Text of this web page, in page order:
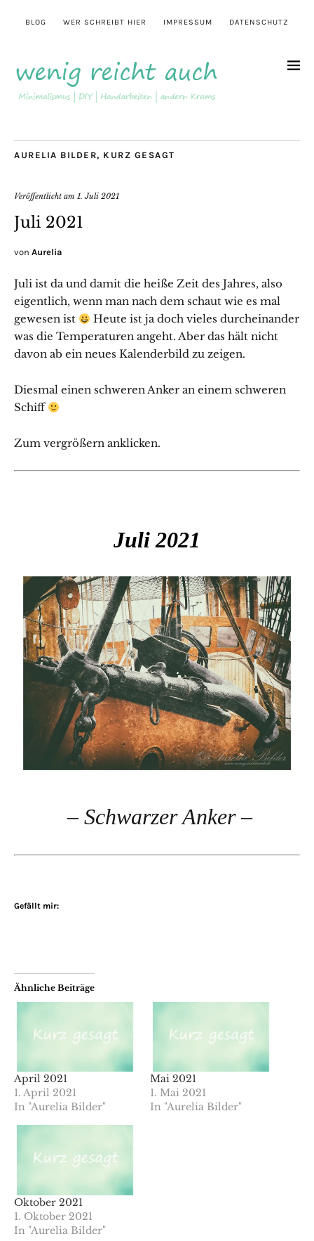
BLOG WER SCHREIBT HIER IMPRESSUM DATENSCHUTZ
AURELIA BILDER, KURZ GESAGT
Veröffentlicht am 1. Juli 2021
Juli 2021
von Aurelia
Juli ist da und damit die heiße Zeit des Jahres, also
eigentlich, wenn man nach dem schaut wie es mal
gewesen ist
Heute ist ja doch vieles durcheinander
was die Temperaturen angeht. Aber das hält nicht
davon ab ein neues Kalenderbild zu zeigen.
Diesmal einen schweren Anker an einem schweren
Schiff
Zum vergrößern anklicken.
Juli 2021
– Schwarzer Anker –
Gefällt mir:
Ähnliche Beiträge
April 2021
1. April 2021
In "Aurelia Bilder"
Mai 2021
1. Mai 2021
In "Aurelia Bilder"
Oktober 2021
1. Oktober 2021
In "Aurelia Bilder"